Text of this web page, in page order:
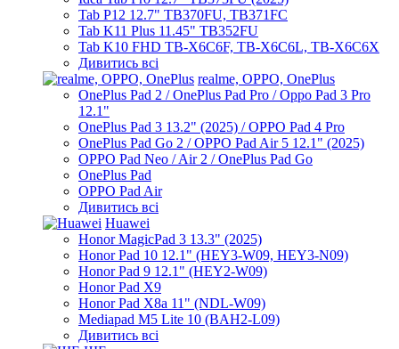
Tab P12 12.7" TB370FU, TB371FC
Tab K11 Plus 11.45" TB352FU
Tab K10 FHD TB-X6C6F, TB-X6C6L, TB-X6C6X
Дивитись всі
realme, OPPO, OnePlus
OnePlus Pad 2 / OnePlus Pad Pro / Oppo Pad 3 Pro
12.1"
OnePlus Pad 3 13.2" (2025) / OPPO Pad 4 Pro
OnePlus Pad Go 2 / OPPO Pad Air 5 12.1" (2025)
OPPO Pad Neo / Air 2 / OnePlus Pad Go
OnePlus Pad
OPPO Pad Air
Дивитись всі
Huawei
Honor MagicPad 3 13.3" (2025)
Honor Pad 10 12.1" (HEY3-W09, HEY3-N09)
Honor Pad 9 12.1" (HEY2-W09)
Honor Pad X9
Honor Pad X8a 11" (NDL-W09)
Mediapad M5 Lite 10 (BAH2-L09)
Дивитись всі